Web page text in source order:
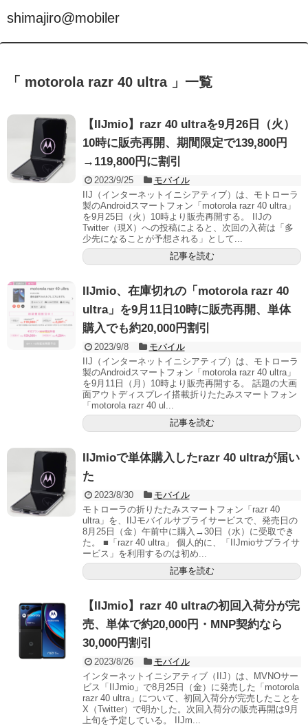
shimajiro@mobiler
「 motorola razr 40 ultra 」一覧
【IIJmio】razr 40 ultraを9月26日（火）
10時に販売再開、期間限定で139,800円
→119,800円に割引
2023/9/25
モバイル
IIJ（インターネットイニシアティブ）は、モトローラ
製のAndroidスマートフォン「motorola razr 40 ultra」
を9月25日（火）10時より販売再開する。 IIJの
Twitter（現X）への投稿によると、次回の入荷は「多
少先になることが予想される」として...
記事を読む
IIJmio、在庫切れの「motorola razr 40
ultra」を9月11日10時に販売再開、単体
購入でも約20,000円割引
2023/9/8
モバイル
IIJ（インターネットイニシアティブ）は、モトローラ
製のAndroidスマートフォン「motorola razr 40 ultra」
を9月11日（月）10時より販売再開する。 話題の大画
面アウトディスプレイ搭載折りたたみスマートフォン
「motorola razr 40 ul...
記事を読む
IIJmioで単体購入したrazr 40 ultraが届い
た
2023/8/30
モバイル
モトローラの折りたたみスマートフォン「razr 40
ultra」を、IIJモバイルサプライサービスで、発売日の
8月25日（金）午前中に購入→30日（水）に受取でき
た。 ■「razr 40 ultra」 個人的に、「IIJmioサプライサ
ービス」を利用するのは初め...
記事を読む
【IIJmio】razr 40 ultraの初回入荷分が完
売、単体で約20,000円・MNP契約なら
30,000円割引
2023/8/26
モバイル
インターネットイニシアティブ（IIJ）は、MVNOサー
ビス「IIJmio」で8月25日（金）に発売した「motorola
razr 40 ultra」について、初回入荷分が完売したことを
X（Twitter）で明かした。次回入荷分の販売再開は9月
上旬を予定している。 IIJm...